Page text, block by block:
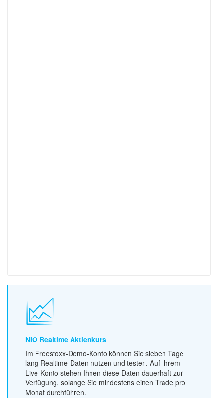
NIO Realtime Aktienkurs
Im Freestoxx-Demo-Konto können Sie sieben Tage
lang Realtime-Daten nutzen und testen. Auf Ihrem
Live-Konto stehen Ihnen diese Daten dauerhaft zur
Verfügung, solange Sie mindestens einen Trade pro
Monat durchführen.